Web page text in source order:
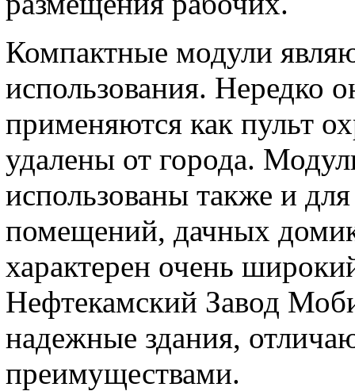
Компактные модули
использования. Нередко
применяются как пульт
удалены от города.
использованы также и
помещений, дачных
характерен очень
Нефтекамский Завод
надежные здания,
преимуществами.